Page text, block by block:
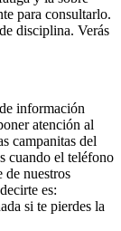
para consultarlo.
disciplina. Verás
información
atención al
campanitas del
cuando el teléfono
de nuestros
es:
si te pierdes la